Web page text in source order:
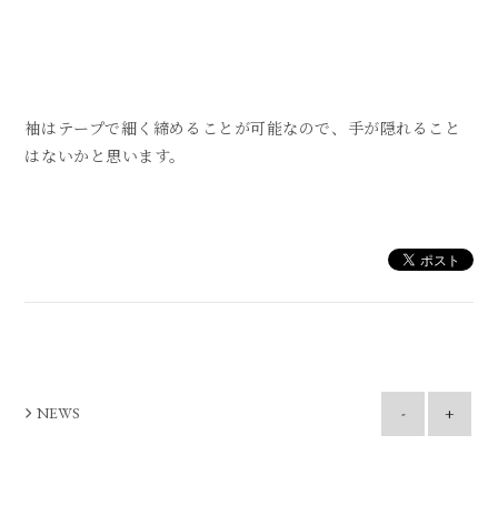
袖はテープで細く締めることが可能なので、手が隠れること
はないかと思います。
NEWS - +